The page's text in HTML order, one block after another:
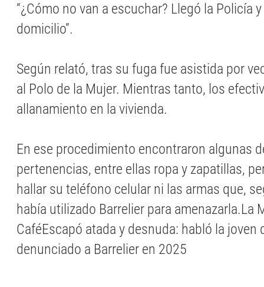
“¿Cómo no van a escuchar? Llegó la Policía
domicilio”.
Según relató, tras su fuga fue asistida por
al Polo de la Mujer. Mientras tanto, los
allanamiento en la vivienda.
En ese procedimiento encontraron algunas
pertenencias, entre ellas ropa y zapatillas,
hallar su teléfono celular ni las armas que,
había utilizado Barrelier para amenazarla.La
CaféEscapó atada y desnuda: habló la joven
denunciado a Barrelier en 2025